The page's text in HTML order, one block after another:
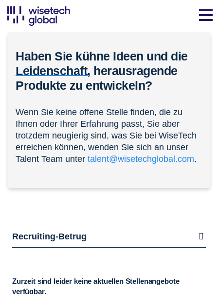
Haben Sie kühne Ideen und die
Leidenschaft, herausragende
Produkte zu entwickeln?
Wenn Sie keine offene Stelle finden, die zu
Ihnen oder Ihrer Erfahrung passt, Sie aber
trotzdem neugierig sind, was Sie bei WiseTech
erreichen können, wenden Sie sich an unser
Talent Team unter talent@wisetechglobal.com.
Recruiting-Betrug
Zurzeit sind leider keine aktuellen Stellenangebote
verfügbar.